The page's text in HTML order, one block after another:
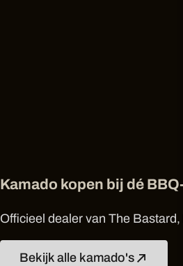
Kamado kopen bij dé
Officieel dealer van The
Bekijk alle kamado's